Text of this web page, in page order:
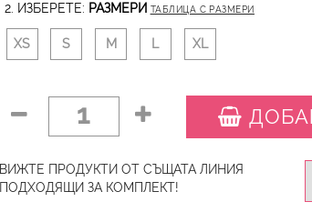
2. ИЗБЕРЕТЕ: РАЗМЕРИ ТАБЛИЦА С РАЗМЕРИ
XS S M L XL
1
ВИЖТЕ ПРОДУКТИ ОТ СЪЩАТА ЛИНИЯ
ПОДХОДЯЩИ ЗА КОМПЛЕКТ!